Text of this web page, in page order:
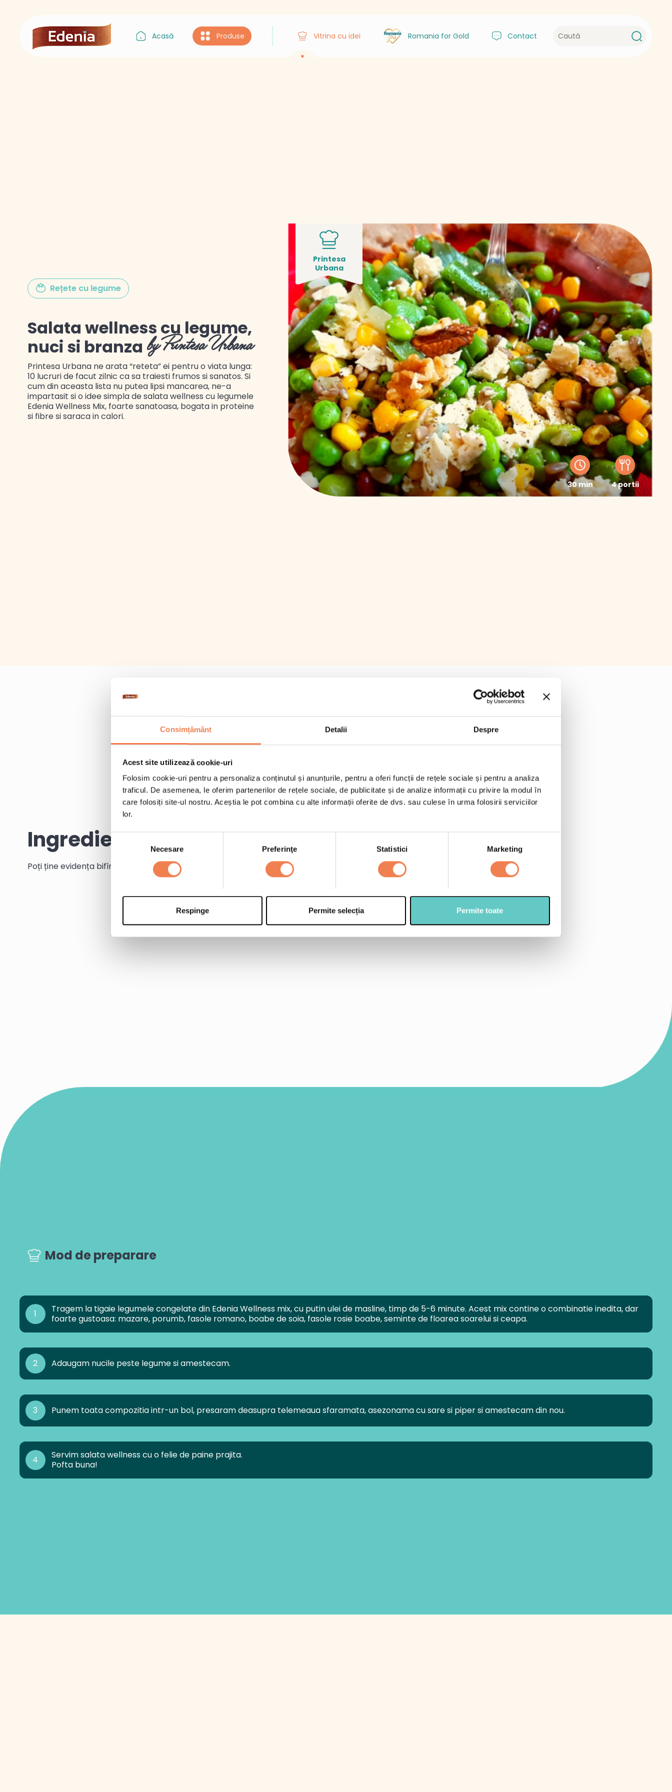
Consimțământ Detalii Despre
Acest site utilizează cookie-uri
Folosim cookie-uri pentru a personaliza conținutul și anunțurile, pentru a oferi funcții de rețele sociale și pentru a analiza
traficul. De asemenea, le oferim partenerilor de rețele sociale, de publicitate și de analize informații cu privire la modul în
care folosiți site-ul nostru. Aceștia le pot combina cu alte informații oferite de dvs. sau culese în urma folosirii serviciilor
lor.
Selecția
consimțământului
Necesare Preferinţe Statistici Marketing
Respinge Permite selecția Permite toate
Acasă Produse
Gustul Libanului
Vitrina cu idei Romania for Gold Contact
Printesa
Urbana
30 min 4 portii
Rețete cu legume
Salata wellness cu legume,
nuci si branza by Printesa Urbana
Printesa Urbana ne arata “reteta” ei pentru o viata lunga:
10 lucruri de facut zilnic ca sa traiesti frumos si sanatos. Si
cum din aceasta lista nu putea lipsi mancarea, ne-a
impartasit si o idee simpla de salata wellness cu legumele
Edenia Wellness Mix, foarte sanatoasa, bogata in proteine
si fibre si saraca in calori.
Ingrediente
Poți ține evidența bifînd ingredientele pe măsură ce le adaugi.
1 punga de Wellness Mix Edenia 450 g
1 lingura de ulei de masline
un pumn de nuci
sare si piper dupa gust
Mod de preparare
1
Tragem la tigaie legumele congelate din Edenia Wellness mix, cu putin ulei de masline, timp de 5-6 minute. Acest mix contine o combinatie inedita, dar
foarte gustoasa: mazare, porumb, fasole romano, boabe de soia, fasole rosie boabe, seminte de floarea soarelui si ceapa.
2 Adaugam nucile peste legume si amestecam.
3 Punem toata compozitia intr-un bol, presaram deasupra telemeaua sfaramata, asezonama cu sare si piper si amestecam din nou.
4
Servim salata wellness cu o felie de paine prajita.
Pofta buna!